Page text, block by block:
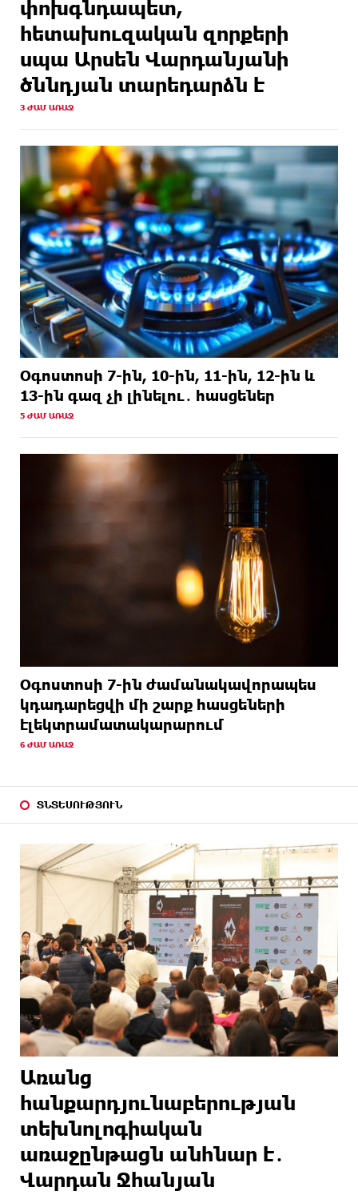
ԱՌԱՋ
կորցնում իր դիմադրողականությունը. «Փաստ»
փոխգնդապետ,
հետախուզական զորքերի
սպա Արսեն Վարդանյանի
ծննդյան տարեդարձն է
3 ԺԱՄ ԱՌԱՋ
Օգոստոսի 7-ին, 10-ին, 11-ին, 12-ին և
13-ին գազ չի լինելու․ հասցեներ
5 ԺԱՄ ԱՌԱՋ
Օգոստոսի 7-ին ժամանակավորապես
կդադարեցվի մի շարք հասցեների
էլեկտրամատակարարում
6 ԺԱՄ ԱՌԱՋ
ՏՆՏԵՍՈՒԹՅՈՒՆ
Առանց
հանքարդյունաբերության
տեխնոլոգիական
առաջընթացն անհնար է․
Վարդան Ջհանյան